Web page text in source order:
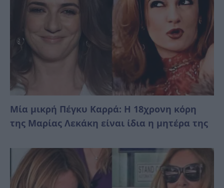
Μία μικρή Πέγκυ Καρρά: Η 18χρονη κόρη
της Μαρίας Λεκάκη είναι ίδια η μητέρα της